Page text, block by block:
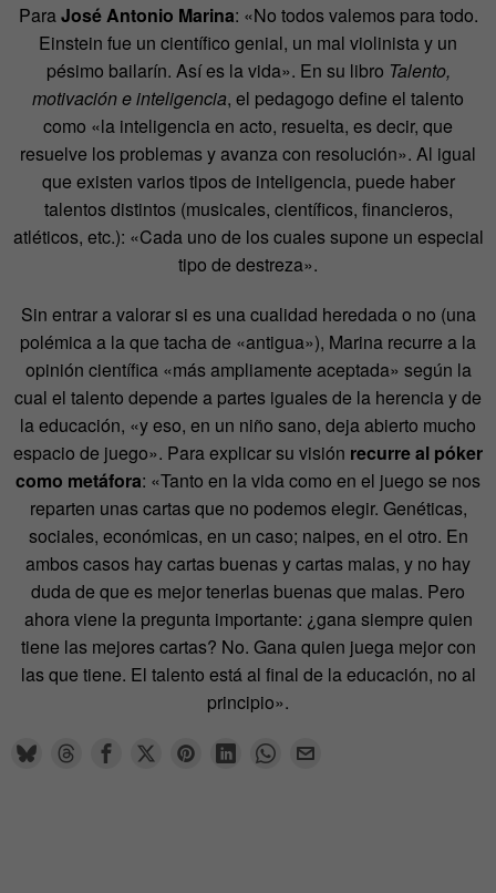
Para José Antonio Marina: «No todos valemos para todo.
Einstein fue un científico genial, un mal violinista y un
pésimo bailarín. Así es la vida». En su libro Talento,
motivación e inteligencia, el pedagogo define el talento
como «la inteligencia en acto, resuelta, es decir, que
resuelve los problemas y avanza con resolución». Al igual
que existen varios tipos de inteligencia, puede haber
talentos distintos (musicales, científicos, financieros,
atléticos, etc.): «Cada uno de los cuales supone un especial
tipo de destreza».
Sin entrar a valorar si es una cualidad heredada o no (una
polémica a la que tacha de «antigua»), Marina recurre a la
opinión científica «más ampliamente aceptada» según la
cual el talento depende a partes iguales de la herencia y de
la educación, «y eso, en un niño sano, deja abierto mucho
espacio de juego». Para explicar su visión recurre al póker
como metáfora: «Tanto en la vida como en el juego se nos
reparten unas cartas que no podemos elegir. Genéticas,
sociales, económicas, en un caso; naipes, en el otro. En
ambos casos hay cartas buenas y cartas malas, y no hay
duda de que es mejor tenerlas buenas que malas. Pero
ahora viene la pregunta importante: ¿gana siempre quien
tiene las mejores cartas? No. Gana quien juega mejor con
las que tiene. El talento está al final de la educación, no al
principio».